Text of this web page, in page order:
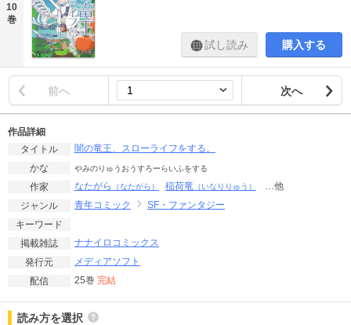
10
巻
試し読み 購入する
前へ 次へ
作品詳細
タイトル
闇の竜王、スローライフをする。
かな
やみのりゅうおうすろーらいふをする
作家 なたがら （なたがら） 稲荷竜 （いなりりゅう）
…他
ジャンル
青年コミック
SF・ファンタジー
キーワード
掲載雑誌
ナナイロコミックス
発行元
メディアソフト
配信
25巻 完結
読み方を選択